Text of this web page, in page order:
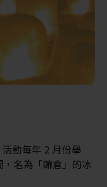
動每年 2 月份舉
名為「鐮倉」的冰